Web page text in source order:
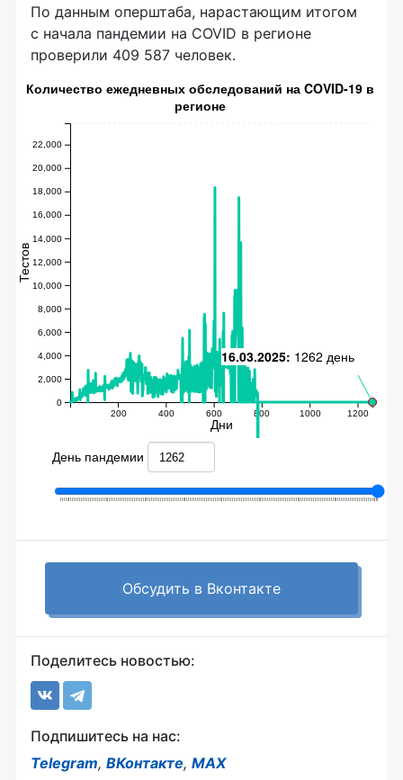
По данным оперштаба, нарастающим итогом
с начала пандемии на COVID в регионе
проверили 409 587 человек.
Обсудить в Вконтакте
Поделитесь новостью:
Подпишитесь на нас:
Telegram, ВКонтакте, MAX